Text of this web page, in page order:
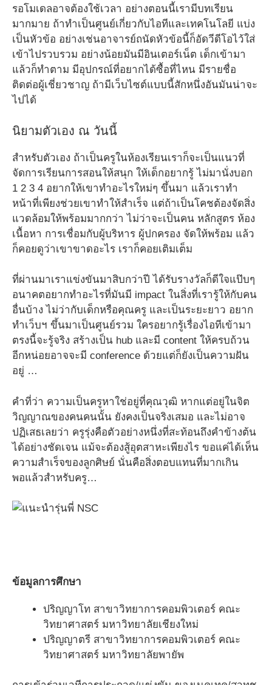
รอโมเดลอาจต้องใช้เวลา อย่างตอนนี้เรามีบทเรียน
มากมาย ถ้าทำเป็นศูนย์เกี่ยวกับไอทีและเทคโนโลยี แบ่ง
เป็นหัวข้อ อย่างเช่นอาจารย์ถนัดหัวข้อนี้ก็อัดวีดีโอไว้ใส่
เข้าไปรวบรวม อย่างน้อยมันมีอินเตอร์เน็ต เด็กเข้ามา
แล้วก็ทำตาม มีอุปกรณ์ที่อยากได้ซื้อที่ไหน มีรายชื่อ
ติดต่อผู้เชี่ยวชาญ ถ้ามีเว็บไซต์แบบนี้สักหนึ่งอันมันน่าจะ
ไปได้
นิยามตัวเอง ณ วันนี้
สำหรับตัวเอง ถ้าเป็นครูในห้องเรียนเราก็จะเป็นแนวที่
จัดการเรียนการสอนให้สนุก ให้เด็กอยากรู้ ไม่มานั่งบอก
1 2 3 4 อยากให้เขาทำอะไรใหม่ๆ ขึ้นมา แล้วเราทำ
หน้าที่เพียงช่วยเขาทำให้สำเร็จ แต่ถ้าเป็นโคชต้องจัดสิ่ง
แวดล้อมให้พร้อมมากกว่า ไม่ว่าจะเป็นคน หลักสูตร ห้อง
เนื้อหา การเชื่อมกับผู้บริหาร ผู้ปกครอง จัดให้พร้อม แล้ว
ก็คอยดูว่าเขาขาดอะไร เราก็คอยเติมเต็ม
ที่ผ่านมาเราแข่งขันมาสิบกว่าปี ได้รับรางวัลก็ดีใจแป๊บๆ
อนาคตอยากทำอะไรที่มันมี impact ในสิ่งที่เรารู้ให้กับคน
อื่นบ้าง ไม่ว่ากับเด็กหรือคุณครู และเป็นระยะยาว อยาก
ทำเว็บฯ ขึ้นมาเป็นศูนย์รวม ใครอยากรู้เรื่องไอทีเข้ามา
ตรงนี้จะรู้จริง สร้างเป็น hub และมี content ให้ครบถ้วน
อีกหน่อยอาจจะมี conference ด้วยแต่ก็ยังเป็นความฝัน
อยู่ …
คำที่ว่า ความเป็นครูหาใช่อยู่ที่คุณวุฒิ หากแต่อยู่ในจิต
วิญญาณของคนคนนั้น ยังคงเป็นจริงเสมอ และไม่อาจ
ปฏิเสธเลยว่า ครูรุ่งคือตัวอย่างหนึ่งที่สะท้อนถึงคำข้างต้น
ได้อย่างชัดเจน แม้จะต้องสู้อุตสาหะเพียงไร ขอแค่ได้เห็น
ความสำเร็จของลูกศิษย์ นั่นคือสิ่งตอบแทนที่มากเกิน
พอแล้วสำหรับครู…
ข้อมูลการศึกษา
ปริญญาโท สาขาวิทยาการคอมพิวเตอร์ คณะ
วิทยาศาสตร์ มหาวิทยาลัยเชียงใหม่
ปริญญาตรี สาขาวิทยาการคอมพิวเตอร์ คณะ
วิทยาศาสตร์ มหาวิทยาลัยพายัพ